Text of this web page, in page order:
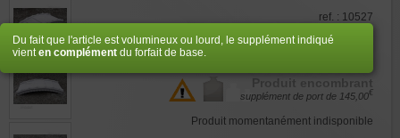
ref. : 10527
1.160,00
Produit encombrant
supplément de port de 145,00€
Produit momentanément indisponible
Du fait que l'article est volumineux ou lourd, le supplément indiqué
vienten complément du forfait de base.